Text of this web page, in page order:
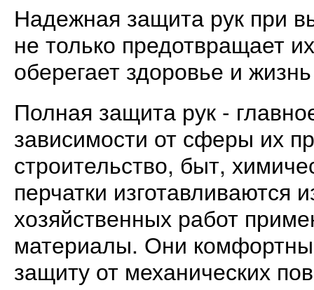
Надежная защита рук при
не только предотвращает
оберегает здоровье и
Полная защита рук -
зависимости от сферы их
строительство, быт,
перчатки
хозяйственных работ
материалы. Они
защиту от механических